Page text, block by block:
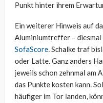
Punkt hinter ihrem
Ein weiterer Hinweis auf
Aluminiumtreffer – diesmal
SofaScore. Schalke traf
oder Latte. Ganz anders
jeweils schon zehnmal am
das Punkte kosten kann.
häufiger im Tor landen,